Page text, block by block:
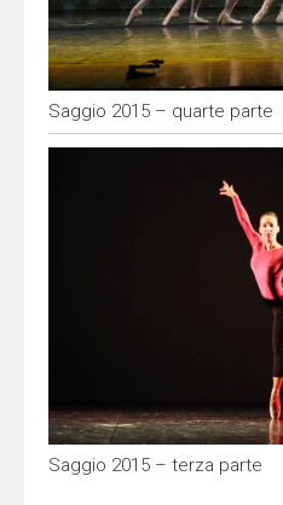
Saggio 2015 – quarte parte
Saggio 2015 – terza parte